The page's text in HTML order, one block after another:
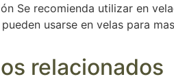
Se recomienda utilizar en
usarse en velas para
relacionados